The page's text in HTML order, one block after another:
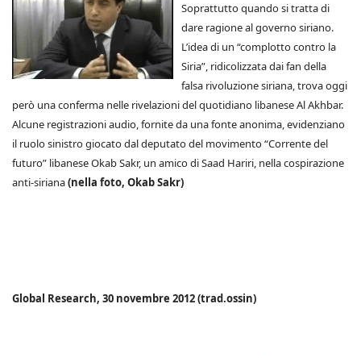
Soprattutto quando si tratta di
dare ragione al governo siriano.
L’idea di un “complotto contro la
Siria”, ridicolizzata dai fan della
falsa rivoluzione siriana, trova oggi
però una conferma nelle rivelazioni del quotidiano libanese Al Akhbar.
Alcune registrazioni audio, fornite da una fonte anonima, evidenziano
il ruolo sinistro giocato dal deputato del movimento “Corrente del
futuro” libanese Okab Sakr, un amico di Saad Hariri, nella cospirazione
anti-siriana(nella foto, Okab Sakr)
Global Research, 30 novembre 2012 (trad.ossin)